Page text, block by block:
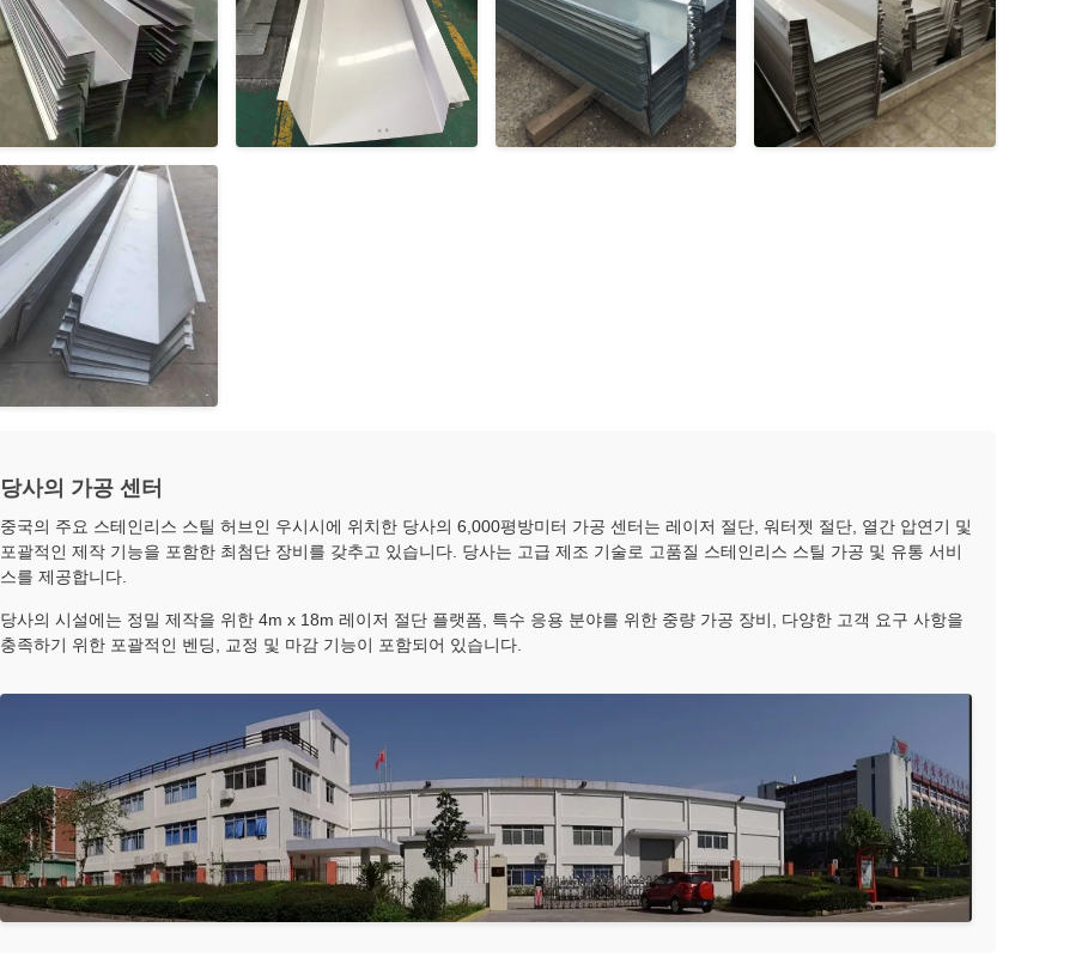
당사의 가공 센터
중국의 주요 스테인리스 스틸 허브인 우시시에 위치한 당사의 6,000평방미터 가공 센터는 레이저 절단, 워터젯 절단, 열간 압연기 및
포괄적인 제작 기능을 포함한 최첨단 장비를 갖추고 있습니다. 당사는 고급 제조 기술로 고품질 스테인리스 스틸 가공 및 유통 서비
스를 제공합니다.
당사의 시설에는 정밀 제작을 위한 4m x 18m 레이저 절단 플랫폼, 특수 응용 분야를 위한 중량 가공 장비, 다양한 고객 요구 사항을
충족하기 위한 포괄적인 벤딩, 교정 및 마감 기능이 포함되어 있습니다.